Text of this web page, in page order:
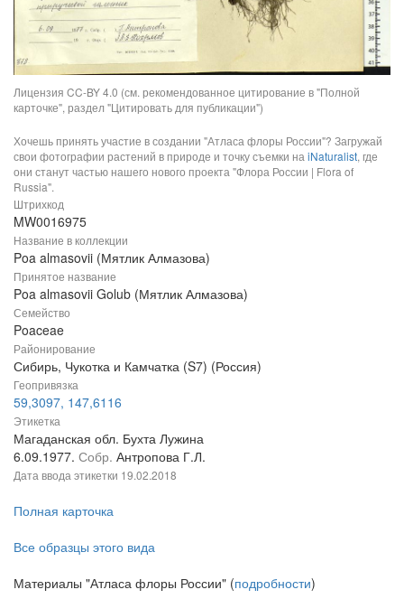
Лицензия CC-BY 4.0 (см. рекомендованное цитирование в "Полной
карточке", раздел "Цитировать для публикации")
Хочешь принять участие в создании "Атласа флоры России"? Загружай
свои фотографии растений в природе и точку съемки на iNaturalist, где
они станут частью нашего нового проекта "Флора России | Flora of
Russia".
Штрихкод
MW0016975
Название в коллекции
Poa almasovii (Мятлик Алмазова)
Принятое название
Poa almasovii Golub (Мятлик Алмазова)
Семейство
Poaceae
Районирование
Сибирь, Чукотка и Камчатка (S7) (Россия)
Геопривязка
59,3097, 147,6116
Этикетка
Магаданская обл. Бухта Лужина
6.09.1977. Собр. Антропова Г.Л.
Дата ввода этикетки 19.02.2018
Полная карточка
Все образцы этого вида
Материалы "Атласа флоры России" (подробности)